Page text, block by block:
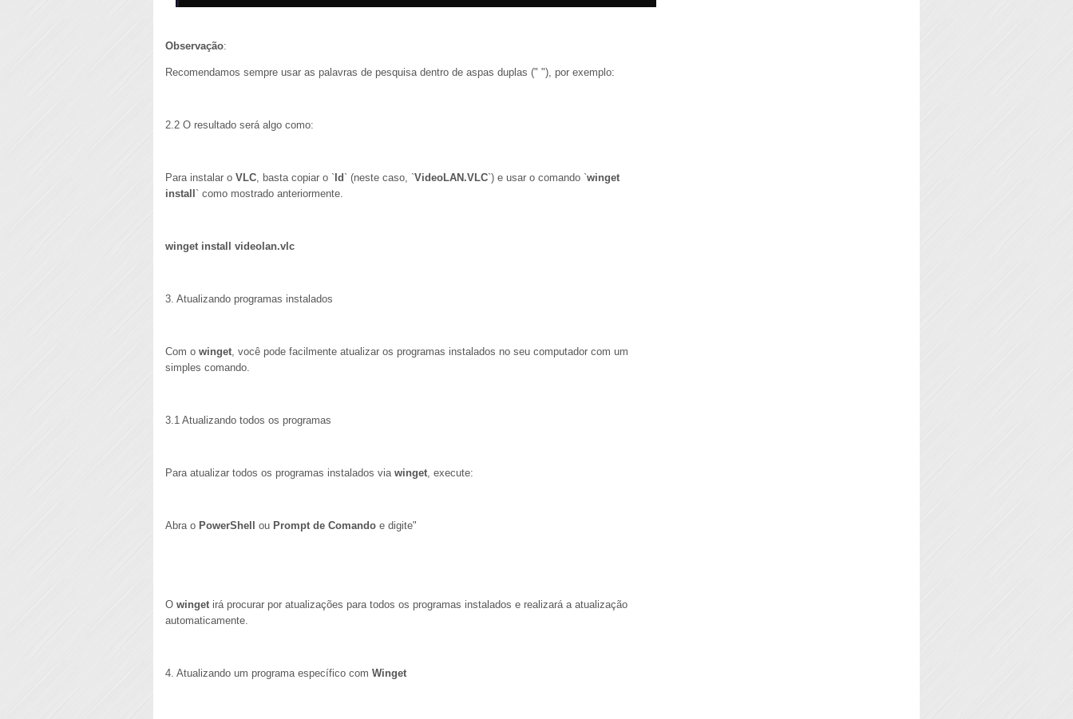
Observação:
Recomendamos sempre usar as palavras de pesquisa dentro de aspas duplas (" "), por exemplo:
2.2 O resultado será algo como:
Para instalar o VLC, basta copiar o ` Id ` (neste caso, `VideoLAN.VLC`) e usar o comando `winget
install ` como mostrado anteriormente.
winget install videolan.vlc
3. Atualizando programas instalados
Com o winget, você pode facilmente atualizar os programas instalados no seu computador com um
simples comando.
3.1 Atualizando todos os programas
Para atualizar todos os programas instalados via winget, execute:
Abra o PowerShell ou Prompt de Comando e digite"
O winget irá procurar por atualizações para todos os programas instalados e realizará a atualização
automaticamente.
4. Atualizando um programa específico com Winget